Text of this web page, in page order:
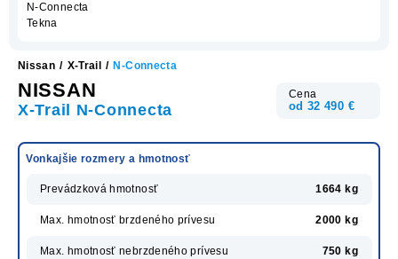
Nissan / X-Trail / N-Connecta
NISSAN
X-Trail N-Connecta
Cena
od 32 490 €
Vonkajšie rozmery a hmotnosť
Prevádzková hmotnosť 1664 kg
Max. hmotnosť brzdeného prívesu 2000 kg
Max. hmotnosť nebrzdeného prívesu 750 kg
N-Connecta
Tekna